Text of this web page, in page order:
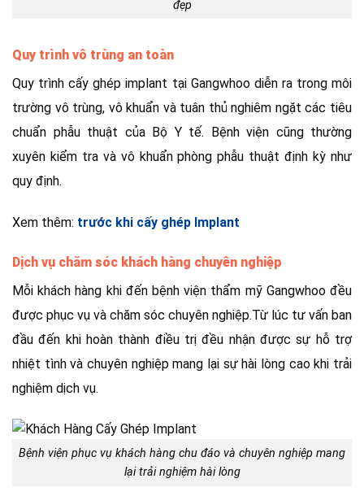
đẹp
Quy trình vô trùng an toàn
Quy trình cấy ghép implant tại Gangwhoo diễn ra trong môi
trường vô trùng, vô khuẩn và tuân thủ nghiêm ngặt các tiêu
chuẩn phẫu thuật của Bộ Y tế. Bệnh viện cũng thường
xuyên kiểm tra và vô khuẩn phòng phẫu thuật định kỳ như
quy định.
Xem thêm: trước khi cấy ghép Implant
Dịch vụ chăm sóc khách hàng chuyên nghiệp
Mỗi khách hàng khi đến bệnh viện thẩm mỹ Gangwhoo đều
được phục vụ và chăm sóc chuyên nghiệp.Từ lúc tư vấn ban
đầu đến khi hoàn thành điều trị đều nhận được sự hỗ trợ
nhiệt tình và chuyên nghiệp mang lại sự hài lòng cao khi trải
nghiệm dịch vụ.
Bệnh viện phục vụ khách hàng chu đáo và chuyên nghiệp mang
lại trải nghiệm hài lòng